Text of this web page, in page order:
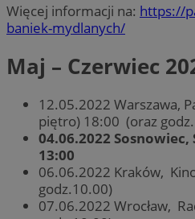
Więcej informacji na: https://
baniek-mydlanych/
Maj – Czerwiec
12.05.2022 Warszawa,
piętro) 18:00 (oraz
04.06.2022
13:00
06.06.2022 Kraków,
godz.10.00)
07.06.2022 Wrocław,